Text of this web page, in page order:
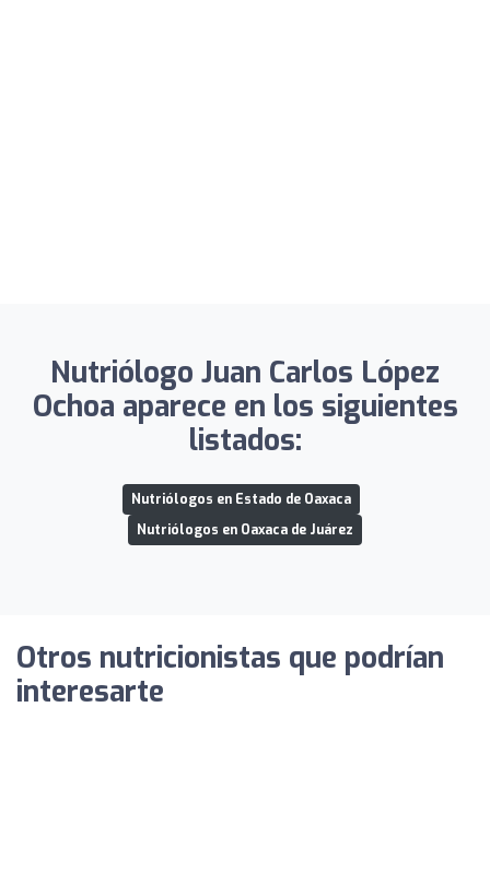
Nutriólogo Juan Carlos López
Ochoa aparece en los siguientes
listados:
Nutriólogos en Estado de Oaxaca
Nutriólogos en Oaxaca de Juárez
Otros nutricionistas que podrían
interesarte